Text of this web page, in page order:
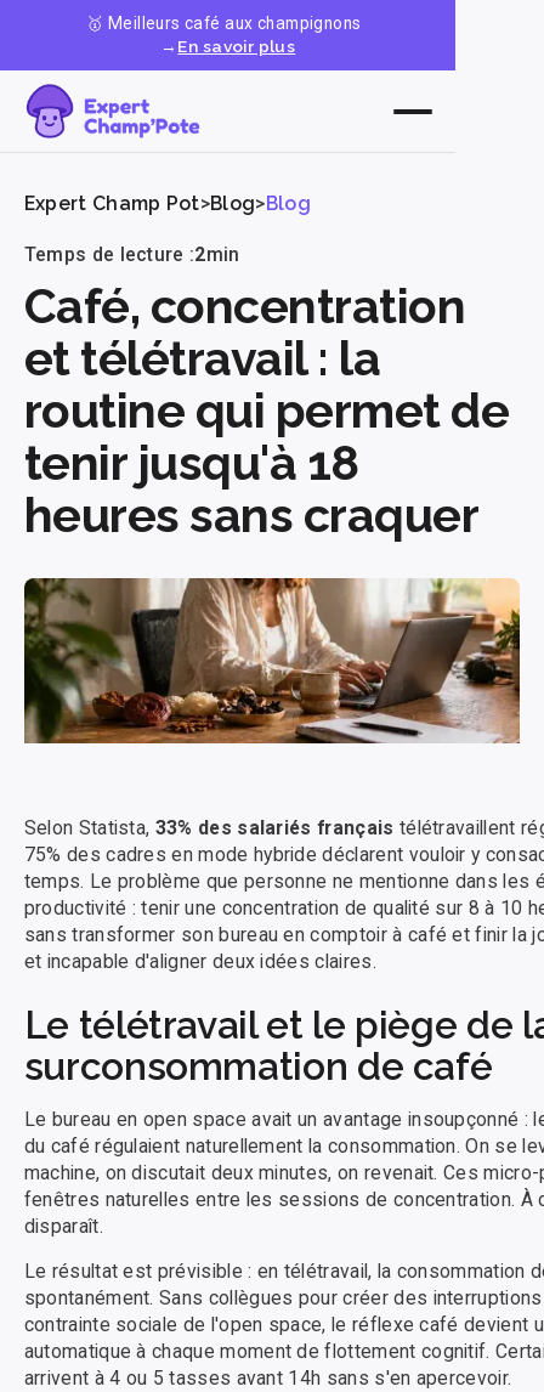
🥇 Meilleurs café aux champignons
→ En savoir plus
Expert Champ Pot>Blog>Blog
Temps de lecture :2min
Café, concentration
et télétravail : la
routine qui permet de
tenir jusqu'à 18
heures sans craquer
Selon Statista, 33% des salariés français télétravaillent
75% des cadres en mode hybride déclarent vouloir y
temps. Le problème que personne ne mentionne dans les
productivité : tenir une concentration de qualité sur 8 à 10
sans transformer son bureau en comptoir à café et finir la
et incapable d'aligner deux idées claires.
Le télétravail et le piège de
surconsommation de café
Le bureau en open space avait un avantage insoupçonné :
du café régulaient naturellement la consommation. On se
machine, on discutait deux minutes, on revenait. Ces
fenêtres naturelles entre les sessions de concentration. À
disparaît.
Le résultat est prévisible : en télétravail, la consommation
spontanément. Sans collègues pour créer des
contrainte sociale de l'open space, le réflexe café devient
automatique à chaque moment de flottement cognitif.
arrivent à 4 ou 5 tasses avant 14h sans s'en apercevoir.